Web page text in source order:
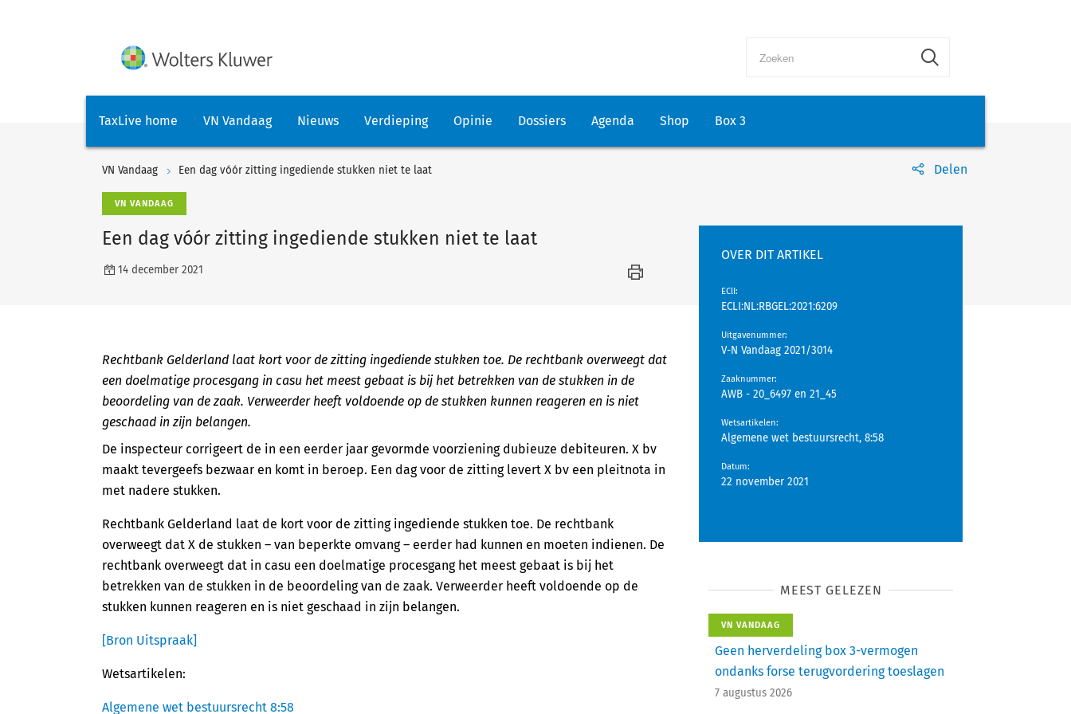
TaxLive home VN Vandaag Nieuws Verdieping Opinie Dossiers Agenda Shop Box 3
VN Vandaag Een dag vóór zitting ingediende stukken niet te laat Delen
VN VANDAAG
Een dag vóór zitting ingediende stukken niet te laat
14 december 2021
Rechtbank Gelderland laat kort voor de zitting ingediende stukken toe. De rechtbank overweegt dat
een doelmatige procesgang in casu het meest gebaat is bij het betrekken van de stukken in de
beoordeling van de zaak. Verweerder heeft voldoende op de stukken kunnen reageren en is niet
geschaad in zijn belangen.
De inspecteur corrigeert de in een eerder jaar gevormde voorziening dubieuze debiteuren. X bv
maakt tevergeefs bezwaar en komt in beroep. Een dag voor de zitting levert X bv een pleitnota in
met nadere stukken.
Rechtbank Gelderland laat de kort voor de zitting ingediende stukken toe. De rechtbank
overweegt dat X de stukken – van beperkte omvang – eerder had kunnen en moeten indienen. De
rechtbank overweegt dat in casu een doelmatige procesgang het meest gebaat is bij het
betrekken van de stukken in de beoordeling van de zaak. Verweerder heeft voldoende op de
stukken kunnen reageren en is niet geschaad in zijn belangen.
[Bron Uitspraak]
Wetsartikelen:
Algemene wet bestuursrecht 8:58
OVER DIT ARTIKEL
EClI:
ECLI:NL:RBGEL:2021:6209
Uitgavenummer:
V-N Vandaag 2021/3014
Zaaknummer:
AWB - 20_6497 en 21_45
Wetsartikelen:
Algemene wet bestuursrecht, 8:58
Datum:
22 november 2021
MEEST GELEZEN
VN VANDAAG
Geen herverdeling box 3-vermogen
ondanks forse terugvordering toeslagen
7 augustus 2026